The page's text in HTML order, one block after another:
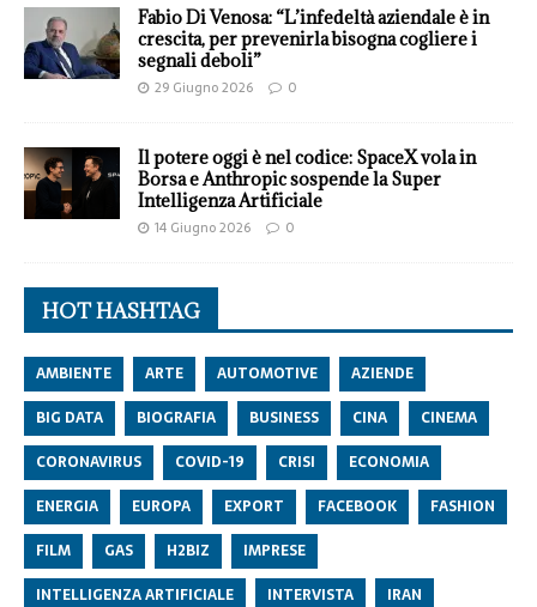
Fabio Di Venosa: “L’infedeltà aziendale è in
crescita, per prevenirla bisogna cogliere i
segnali deboli”
29 Giugno 2026 0
Il potere oggi è nel codice: SpaceX vola in
Borsa e Anthropic sospende la Super
Intelligenza Artificiale
14 Giugno 2026 0
HOT HASHTAG
AMBIENTE ARTE AUTOMOTIVE
AZIENDE
BIG DATA
BIOGRAFIA BUSINESS CINA
CINEMA
CORONAVIRUS
COVID-19 CRISI
ECONOMIA
ENERGIA
EUROPA EXPORT FACEBOOK
FASHION
FILM
GAS H2BIZ
IMPRESE
INTELLIGENZA ARTIFICIALE
INTERVISTA IRAN